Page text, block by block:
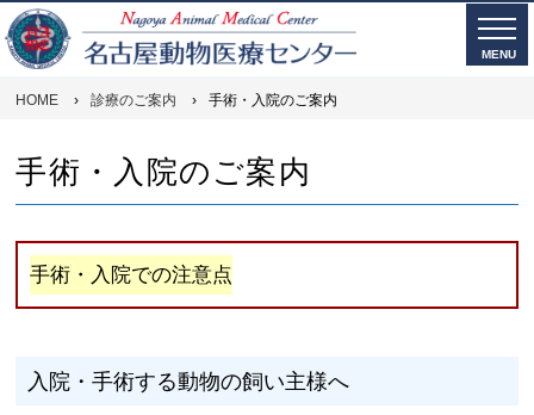
MENU
HOME › 診療のご案内 › 手術・入院のご案内
手術・入院のご案内
手術・入院での注意点
入院・手術する動物の飼い主様へ